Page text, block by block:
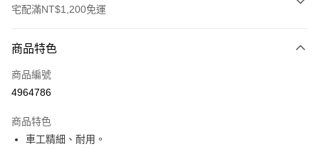
宅配滿NT$1,200免運
信用卡一次付款
信用卡分期付款
合作金庫商業銀行
華南商業銀行
LINE Pay
商品特色
商品編號
4964786
商品特色
車工精細、耐用。